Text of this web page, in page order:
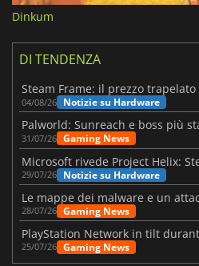
Dinkum
DI TENDENZA
04/08/26 Notizie su Hardware
31/07/26 Gaming News
Microsoft rivede Project Helix:
29/07/26 Notizie su Hardware
28/07/26 Gaming News
25/07/26 Gaming News